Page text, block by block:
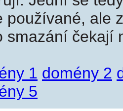
používané, ale
smazání čekají
1 domény 2
5